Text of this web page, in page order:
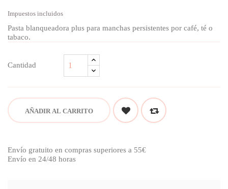
Impuestos incluidos
Pasta blanqueadora plus para manchas persistentes por café, té o
tabaco.
Cantidad
AÑADIR AL CARRITO
Envío gratuito en compras superiores a 55€
Envío en 24/48 horas